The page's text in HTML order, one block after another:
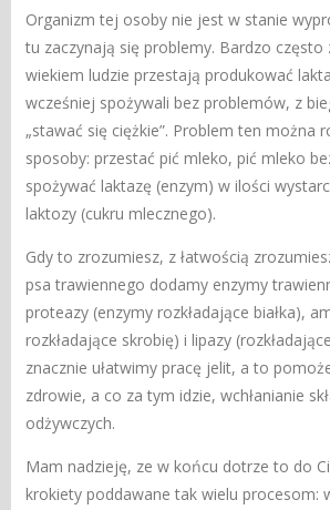
Organizm tej osoby nie jest w stanie
tu zaczynają się problemy. Bardzo często
wiekiem ludzie przestają produkować
wcześniej spożywali bez problemów, z
„stawać się ciężkie”. Problem ten można
sposoby: przestać pić mleko, pić mleko
spożywać laktazę (enzym) w ilości
laktozy (cukru mlecznego).
Gdy to zrozumiesz, z łatwością
psa trawiennego dodamy enzymy
proteazy (enzymy rozkładające białka),
rozkładające skrobię) i lipazy
znacznie ułatwimy pracę jelit, a to
zdrowie, a co za tym idzie, wchłanianie
odżywczych.
Mam nadzieję, ze w końcu dotrze to do
krokiety poddawane tak wielu procesom: